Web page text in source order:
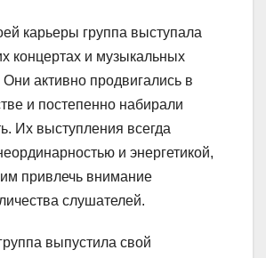
карьеры группа выступала
концертах и музыкальных
активно продвигались в
и постепенно набирали
Их выступления всегда
и энергетикой,
привлечь внимание
слушателей.
выпустила свой